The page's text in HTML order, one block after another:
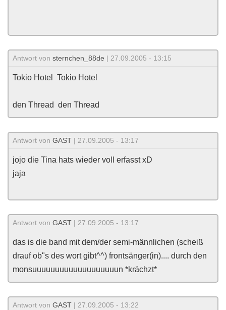
Antwort von sternchen_88de | 27.09.2005 - 13:15
Tokio Hotel Tokio Hotel
den Thread den Thread
Antwort von GAST | 27.09.2005 - 13:17
jojo die Tina hats wieder voll erfasst xD
jaja
Antwort von GAST | 27.09.2005 - 13:17
das is die band mit dem/der semi-männlichen (scheiß
drauf ob"s des wort gibt^^) frontsänger(in).... durch den
monsuuuuuuuuuuuuuuuuuuun *krächzt*
Antwort von GAST | 27.09.2005 - 13:22